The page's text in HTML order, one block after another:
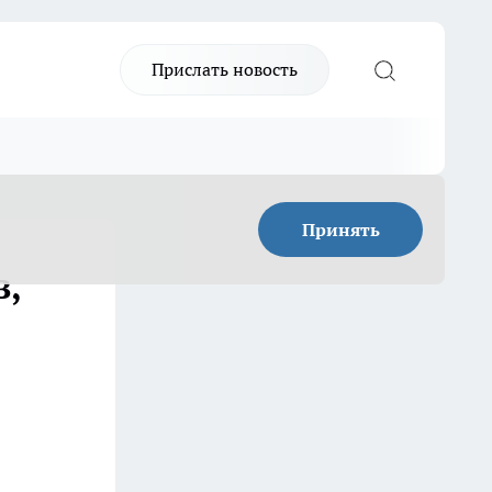
Прислать новость
Принять